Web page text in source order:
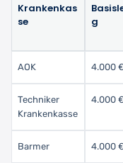
Krankenkas
se
g
AOK 4.000
Techniker
Krankenkasse
4.000
Barmer 4.000